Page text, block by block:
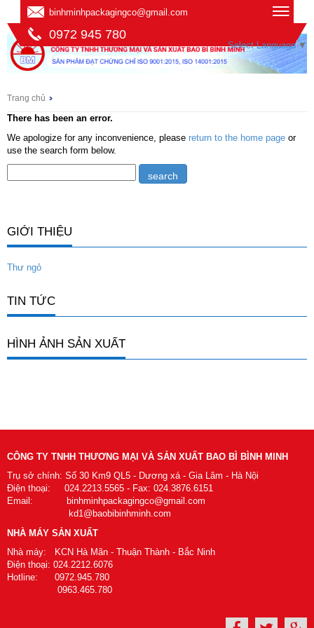
binhminhpackagingco@gmail.com
0972 945 780
Select Language ▼
Trang chủ
There has been an error.
We apologize for any inconvenience, please return to the home page or
use the search form below.
GIỚI THIỆU
Thư ngỏ
TIN TỨC
HÌNH ẢNH SẢN XUẤT
CÔNG TY TNHH THƯƠNG MẠI VÀ SẢN XUẤT BAO BÌ BÌNH MINH
Trụ sở chính: Số 30 Km9 QL5 - Dương xá - Gia Lâm - Hà Nội
Điện thoại: 024.2213.5565 - Fax: 024.3876.6151
Email: binhminhpackagingco@gmail.com
kd1@baobibinhminh.com
NHÀ MÁY SẢN XUẤT
Nhà máy: KCN Hà Mãn - Thuận Thành - Bắc Ninh
Điện thoại: 024.2212.6076
Hotline: 0972.945.780
0963.465.780